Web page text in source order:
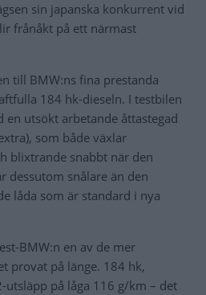
sin japanska konkurrent vid
frånåkt på ett närmast
till BMW:ns fina prestanda
184 hk-dieseln. I testbilen
utsökt arbetande åttastegad
som både växlar
blixtrande snabbt när den
dessutom snålare än den
låda som är standard i nya
BMW:n en av de mer
provat på länge. 184 hk,
utsläpp på låga 116 g/km – det